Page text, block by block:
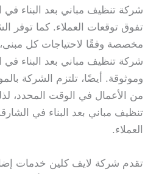
شركة تنظيف مباني بعد البناء
تفوق توقعات العملاء. كما
مخصصة وفقًا لاحتياجات كل
شركة تنظيف مباني بعد البناء
وموثوقة. أيضًا، تلتزم الشركة
من الأعمال في الوقت المحدد،
تنظيف مباني بعد البناء في
العملاء.
تقدم شركة لايف كلين خدمات